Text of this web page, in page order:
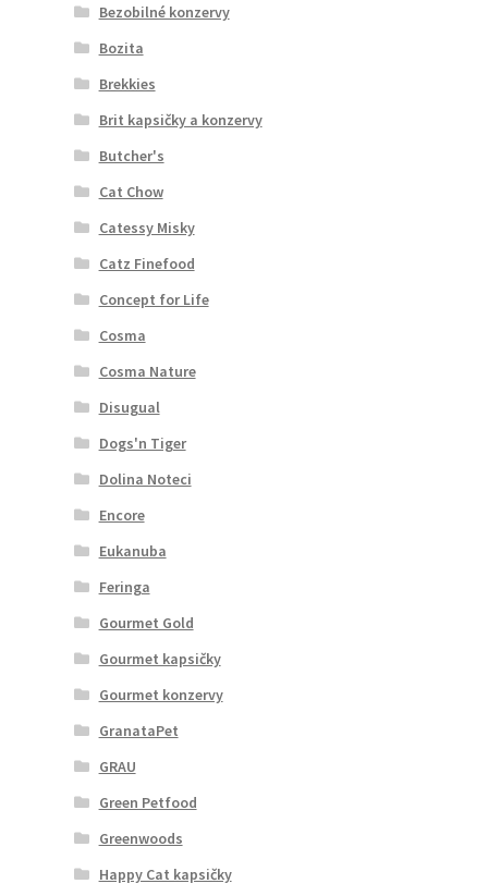
Bezobilné konzervy
Bozita
Brekkies
Brit kapsičky a konzervy
Butcher's
Cat Chow
Catessy Misky
Catz Finefood
Concept for Life
Cosma
Cosma Nature
Disugual
Dogs'n Tiger
Dolina Noteci
Encore
Eukanuba
Feringa
Gourmet Gold
Gourmet kapsičky
Gourmet konzervy
GranataPet
GRAU
Green Petfood
Greenwoods
Happy Cat kapsičky